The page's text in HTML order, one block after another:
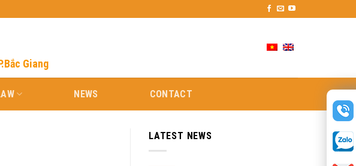
Giang
NEWS CONTACT
LATEST NEWS